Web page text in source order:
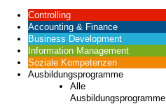
Controlling
Accounting & Finance
Business Development
Information Management
Soziale Kompetenzen
Ausbildungsprogramme
Alle
Ausbildungsprogramme